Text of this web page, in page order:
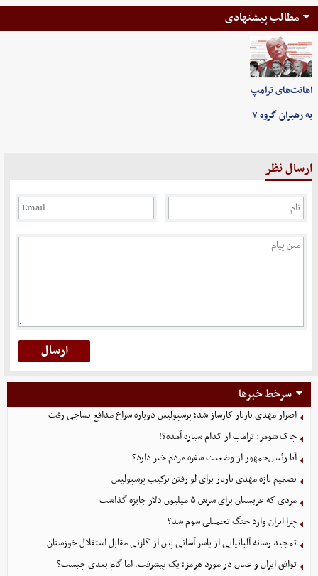
مطالب پیشنهادی
اهانت‌های ترامپ
به رهبران گروه ۷
ارسال نظر
سرخط خبرها
اصرار مهدی تارتار کارساز شد؛ پرسپولیس دوباره سراغ مدافع نساجی رفت
چاک شومر: ترامپ از کدام سیاره آمده؟!
آیا رئیس‌جمهور از وضعیت سفره مردم خبر دارد؟
تصمیم تازه مهدی تارتار برای لو رفتن ترکیب پرسپولیس
مردی که عربستان برای سرش ۵ میلیون دلار جایزه گذاشت
چرا ایران وارد جنگ تحمیلی سوم شد؟
تمجید رسانه آلبانیایی از یاسر آسانی پس از گلزنی مقابل استقلال خوزستان
توافق ایران و عمان در مورد هرمز؛ یک پیشرفت، اما گام بعدی چیست؟